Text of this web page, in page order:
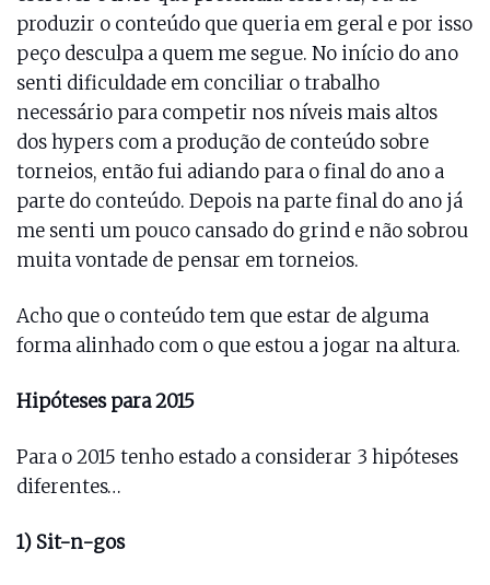
produzir o conteúdo que queria em geral e por isso
peço desculpa a quem me segue. No início do ano
senti dificuldade em conciliar o trabalho
necessário para competir nos níveis mais altos
dos hypers com a produção de conteúdo sobre
torneios, então fui adiando para o final do ano a
parte do conteúdo. Depois na parte final do ano já
me senti um pouco cansado do grind e não sobrou
muita vontade de pensar em torneios.
Acho que o conteúdo tem que estar de alguma
forma alinhado com o que estou a jogar na altura.
Hipóteses para 2015
Para o 2015 tenho estado a considerar 3 hipóteses
diferentes…
1) Sit-n-gos